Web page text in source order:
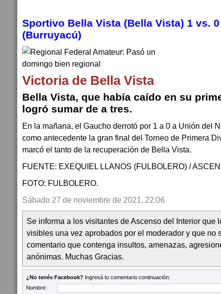
Sportivo Bella Vista (Bella Vista) 1 vs.
(Burruyacú)
Victoria de Bella Vista
Bella Vista, que había caído en su
logró sumar de a tres.
En la mañana, el Gaucho derrotó por 1 a 0 a Unión del
como antecedente la gran final del Torneo de Primera
marcó el tanto de la recuperación de Bella Vista.
FUENTE: EXEQUIEL LLANOS (FULBOLERO) /
FOTO: FULBOLERO.
Sábado 27 de noviembre de 2021, 22:06
Se informa a los visitantes de Ascenso del Interior que
visibles una vez aprobados por el moderador y que no
comentario que contenga insultos, amenazas,
anónimas. Muchas Gracias.
¿No tenés Facebook? Ingresá tu comentario continuación:
Nombre: